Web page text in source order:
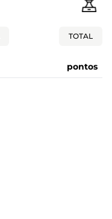
TOTAL
pontos